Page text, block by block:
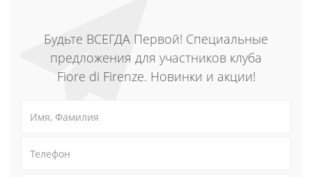
Будьте ВСЕГДА Первой! Специальные
предложения для участников клуба
Fiore di Firenze. Новинки и акции!